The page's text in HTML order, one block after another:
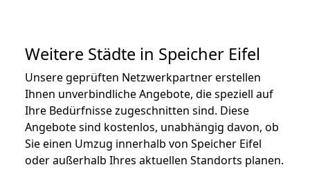
Weitere Städte in Speicher Eifel
Unsere geprüften Netzwerkpartner erstellen
Ihnen unverbindliche Angebote, die speziell auf
Ihre Bedürfnisse zugeschnitten sind. Diese
Angebote sind kostenlos, unabhängig davon, ob
Sie einen Umzug innerhalb von Speicher Eifel
oder außerhalb Ihres aktuellen Standorts planen.